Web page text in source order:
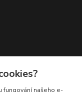
fungování našeho e-